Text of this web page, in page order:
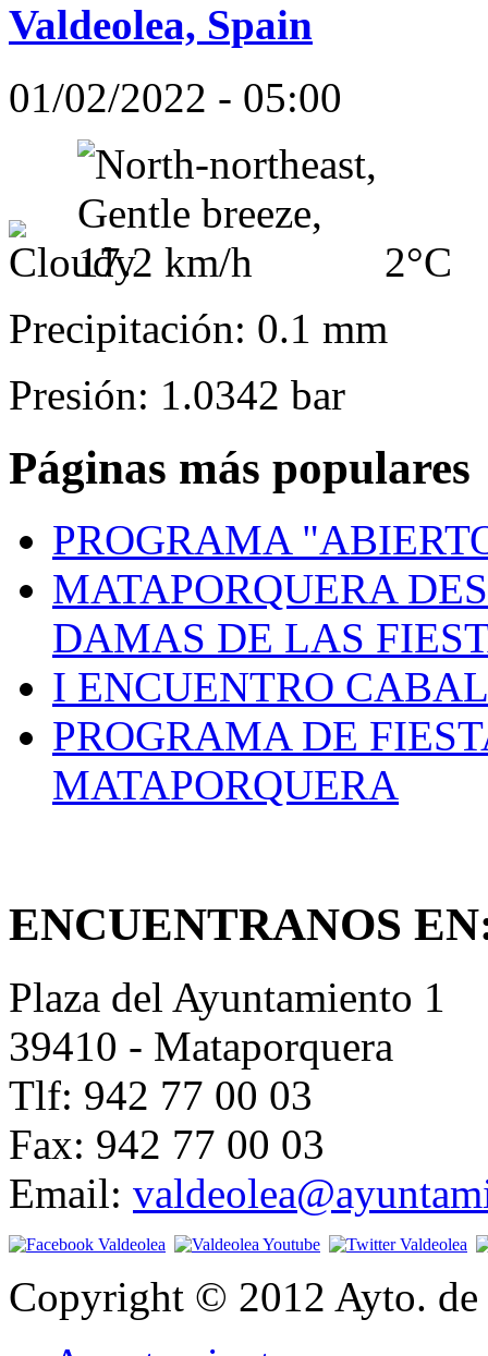
Valdeolea, Spain
01/02/2022 - 05:00
2°C
Precipitación: 0.1 mm
Presión: 1.0342 bar
Páginas más populares
PROGRAMA
MATAPORQUERA
DAMAS DE LAS
I ENCUENTRO
PROGRAMA DE
MATAPORQUERA
ENCUENTRANOS
Plaza del Ayuntamiento 1
39410 - Mataporquera
Tlf: 942 77 00 03
Fax: 942 77 00 03
Email:
Copyright © 2012 Ayto.